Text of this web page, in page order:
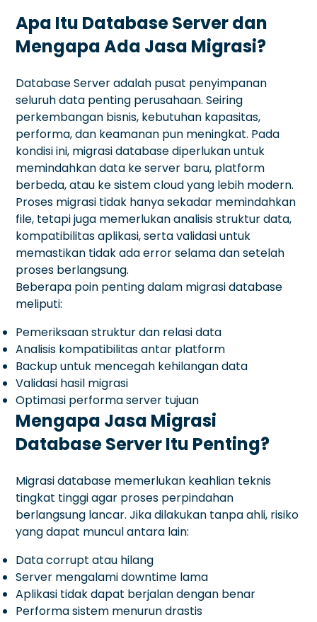
Apa Itu Database Server dan
Mengapa Ada Jasa Migrasi?
Database Server adalah pusat penyimpanan
seluruh data penting perusahaan. Seiring
perkembangan bisnis, kebutuhan kapasitas,
performa, dan keamanan pun meningkat. Pada
kondisi ini, migrasi database diperlukan untuk
memindahkan data ke server baru, platform
berbeda, atau ke sistem cloud yang lebih modern.
Proses migrasi tidak hanya sekadar memindahkan
file, tetapi juga memerlukan analisis struktur data,
kompatibilitas aplikasi, serta validasi untuk
memastikan tidak ada error selama dan setelah
proses berlangsung.
Beberapa poin penting dalam migrasi database
meliputi:
Pemeriksaan struktur dan relasi data
Analisis kompatibilitas antar platform
Backup untuk mencegah kehilangan data
Validasi hasil migrasi
Optimasi performa server tujuan
Mengapa Jasa Migrasi
Database Server Itu Penting?
Migrasi database memerlukan keahlian teknis
tingkat tinggi agar proses perpindahan
berlangsung lancar. Jika dilakukan tanpa ahli, risiko
yang dapat muncul antara lain:
Data corrupt atau hilang
Server mengalami downtime lama
Aplikasi tidak dapat berjalan dengan benar
Performa sistem menurun drastis